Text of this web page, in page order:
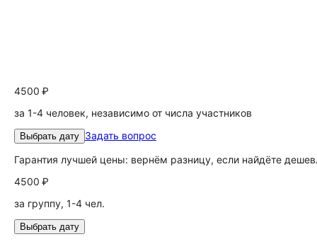
4500 ₽
за 1-4 человек, независимо от числа участников
Выбрать дату Задать вопрос
Гарантия лучшей цены: вернём разницу, если найдёте
4500 ₽
за группу, 1-4 чел.
Выбрать дату